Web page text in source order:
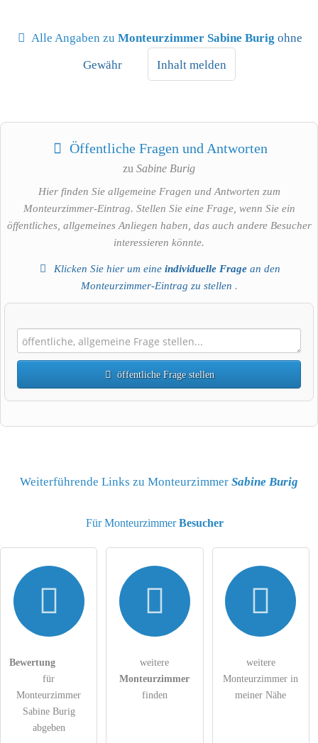
Alle Angaben zu Monteurzimmer Sabine Burig ohne
Gewähr
Inhalt melden
Öffentliche Fragen und Antworten
zu Sabine Burig
Hier finden Sie allgemeine Fragen und Antworten zum
Monteurzimmer-Eintrag. Stellen Sie eine Frage, wenn Sie ein
öffentliches, allgemeines Anliegen haben, das auch andere Besucher
interessieren könnte.
Klicken Sie hier um eineindividuelle Frage an den
Monteurzimmer-Eintrag zu stellen .
öffentliche Frage stellen
Name
Hiermit akzeptiere ich die .
öffentliche Frage stellen Abbrechen
Hinweis:Bitte beachten Sie, öffentliche Fragen sind
Besucher sichtbar
Weiterführende Links zu Monteurzimmer Sabine Burig
Für MonteurzimmerBesucher
Bewertung
für
Monteurzimmer
Sabine Burig
abgeben
weitere
Monteurzimmer
finden
weitere
Monteurzimmer in
meiner Nähe